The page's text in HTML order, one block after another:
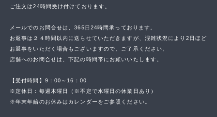
ご注文は24時間受け付けております。
メールでのお問合せは、365日24時間承っております。
お返事は２４時間以内に送らせていただきますが、混雑状況により2日ほど
お返事をいただく場合もございますので、ご了承ください。
店舗へのお問合せは、下記の時間帯にお願いいたします。
【受付時間】9：00～16：00
※定休日：毎週木曜日（※不定で水曜日の休業日あり）
※年末年始のお休みはカレンダーをご参照ください。